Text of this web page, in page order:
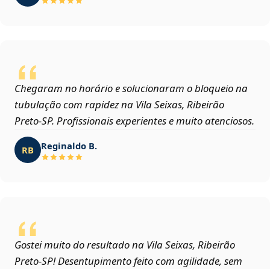
Chegaram no horário e solucionaram o bloqueio na
tubulação com rapidez na Vila Seixas, Ribeirão
Preto‑SP. Profissionais experientes e muito atenciosos.
RB Reginaldo B.
Gostei muito do resultado na Vila Seixas, Ribeirão
Preto‑SP! Desentupimento feito com agilidade, sem